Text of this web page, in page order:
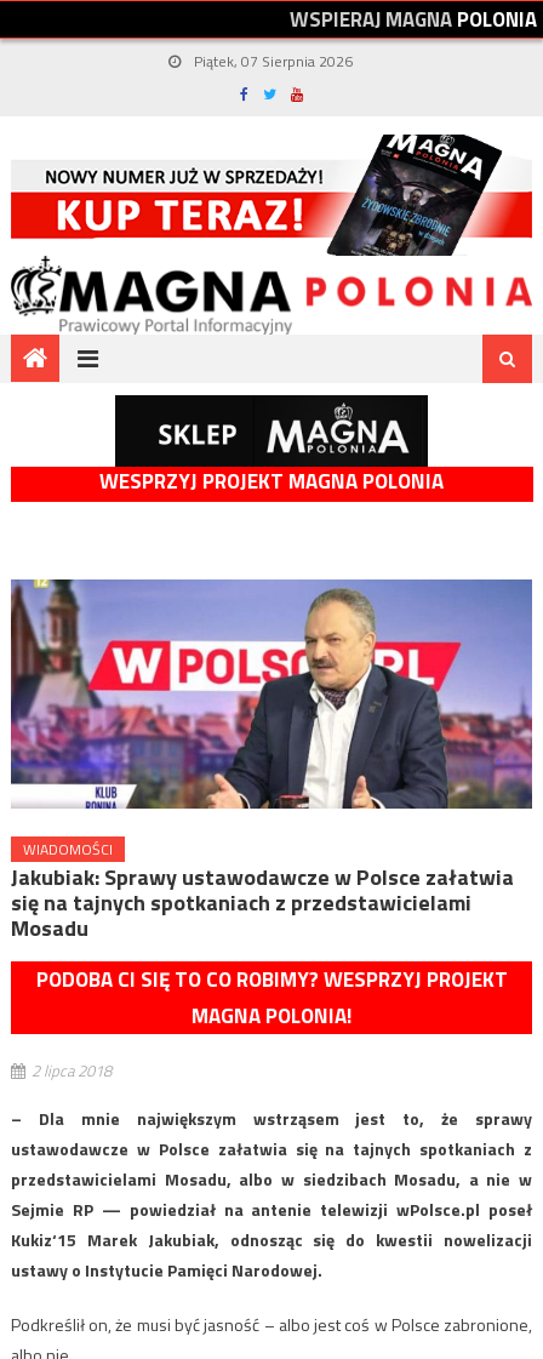
WSPIERAJMAGNAPOLONIA
Piątek, 07 Sierpnia 2026
WESPRZYJ PROJEKT MAGNA POLONIA
WIADOMOŚCI
Jakubiak: Sprawy ustawodawcze w Polsce załatwia
się na tajnych spotkaniach z przedstawicielami
Mosadu
PODOBA CI SIĘ TO CO ROBIMY? WESPRZYJ PROJEKT
MAGNA POLONIA!
2 lipca 2018
– Dla mnie największym wstrząsem jest to, że sprawy
ustawodawcze w Polsce załatwia się na tajnych spotkaniach z
przedstawicielami Mosadu, albo w siedzibach Mosadu, a nie w
Sejmie RP — powiedział na antenie telewizji wPolsce.pl poseł
Kukiz‘15 Marek Jakubiak, odnosząc się do kwestii nowelizacji
ustawy o Instytucie Pamięci Narodowej.
Podkreślił on, że musi być jasność – albo jest coś w Polsce zabronione,